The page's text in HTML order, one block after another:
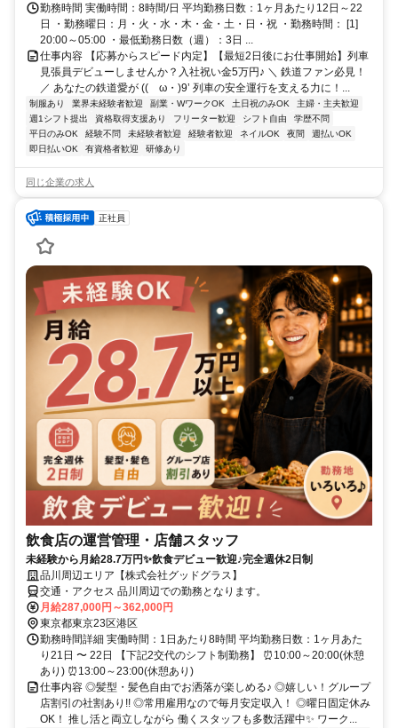
勤務時間 実働時間：8時間/日 平均勤務日数：1ヶ月あたり12日～22
日 ・勤務曜日：月・火・水・木・金・土・日・祝 ・勤務時間： [1]
20:00～05:00 ・最低勤務日数（週）：3日 ...
仕事内容 【応募からスピード内定】【最短2日後にお仕事開始】列車
見張員デビューしませんか？入社祝い金5万円♪ ＼ 鉄道ファン必見！
／ あなたの鉄道愛が ((ゝω・)9’ 列車の安全運行を支える力に！...
制服あり 業界未経験者歓迎 副業・WワークOK 土日祝のみOK
主婦・主夫歓迎
週1シフト提出
資格取得支援あり フリーター歓迎 シフト自由
学歴不問
平日のみOK
経験不問 未経験者歓迎 経験者歓迎 ネイルOK 夜間
週払いOK
即日払いOK
有資格者歓迎 研修あり
同じ企業の求人
正社員
飲食店の運営管理・店舗スタッフ
未経験から月給28.7万円✨飲食デビュー歓迎♪完全週休2日制
品川周辺エリア【株式会社グッドグラス】
交通・アクセス 品川周辺での勤務となります。
月給287,000円～362,000円
東京都東京23区港区
勤務時間詳細 実働時間：1日あたり8時間 平均勤務日数：1ヶ月あた
り21日 〜 22日 【下記2交代のシフト制勤務】 ⏰10:00～20:00(休憩
あり) ⏰13:00～23:00(休憩あり)
仕事内容 ◎髪型・髪色自由でお洒落が楽しめる♪ ◎嬉しい！グループ
店割引の社割あり!! ◎常用雇用なので毎月安定収入！ ◎曜日固定休み
OK！ 推し活と両立しながら 働くスタッフも多数活躍中✨ ワーク...